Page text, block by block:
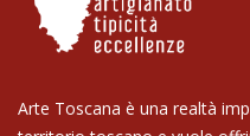
Arte Toscana è una realtà